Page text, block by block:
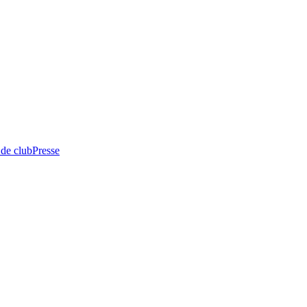
clubPresse